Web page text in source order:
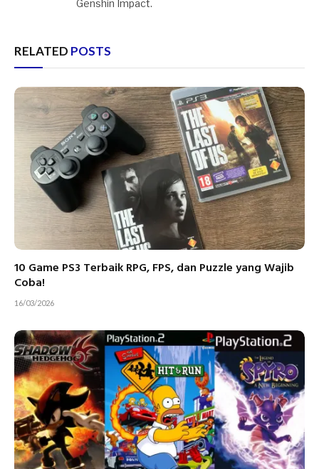
Genshin Impact.
RELATED POSTS
10 Game PS3 Terbaik RPG, FPS, dan Puzzle yang Wajib
Coba!
16/03/2026